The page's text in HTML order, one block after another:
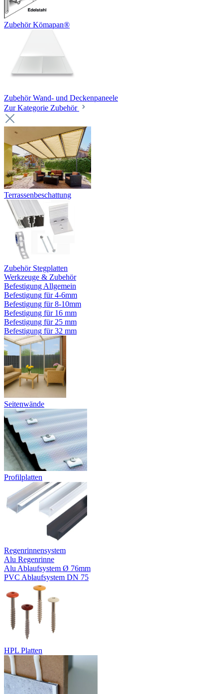
Zubehör Kömapan®
Zubehör Wand- und Deckenpaneele
Zur Kategorie Zubehör
Terrassenbeschattung
Zubehör Stegplatten
Werkzeuge & Zubehör
Befestigung Allgemein
Befestigung für 4-6mm
Befestigung für 8-10mm
Befestigung für 16 mm
Befestigung für 25 mm
Befestigung für 32 mm
Seitenwände
Profilplatten
Regenrinnensystem
Alu Regenrinne
Alu Ablaufsystem Ø 76mm
PVC Ablaufsystem DN 75
HPL Platten